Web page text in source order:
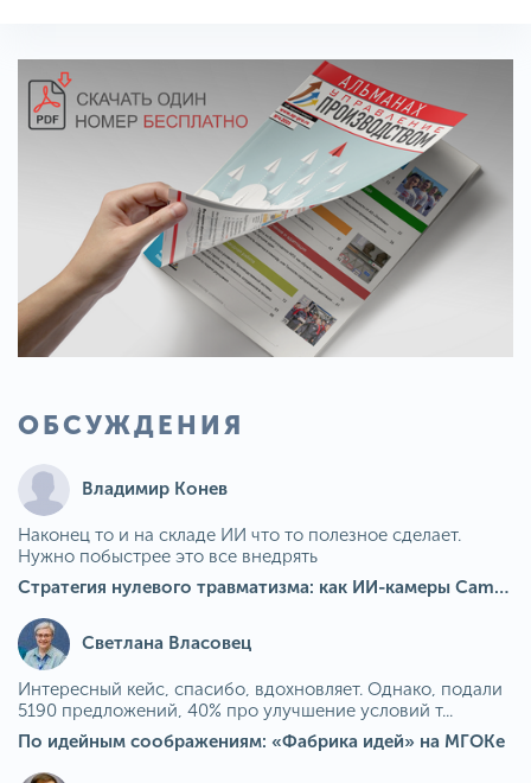
ОБСУЖДЕНИЯ
Владимир Конев
Наконец то и на складе ИИ что то полезное сделает.
Нужно побыстрее это все внедрять
Стратегия нулевого травматизма: как ИИ-камеры Camkord снижают риск наезда на пешехода при работе на погрузчике
Светлана Власовец
Интересный кейс, спасибо, вдохновляет. Однако, подали
5190 предложений, 40% про улучшение условий т...
По идейным соображениям: «Фабрика идей» на МГОКе